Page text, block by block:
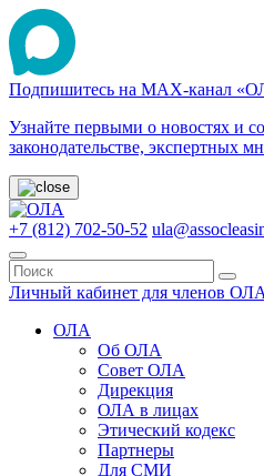
Подпишитесь на МАХ-канал
Узнайте первыми о новостях и
законодательстве, экспертных
+7 (812) 702-50-52
Личный кабинет для членов ОЛА
ОЛА
Об ОЛА
Совет ОЛА
Дирекция
ОЛА в лицах
Этический кодекс
Партнеры
Для СМИ